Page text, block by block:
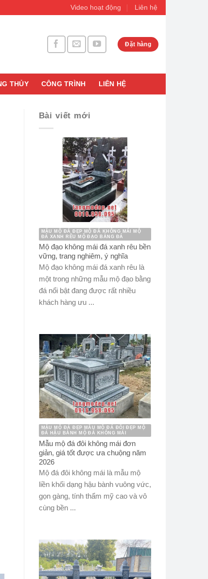
Video hoạt động Liên hệ
Đặt hàng
THỦY CÔNG TRÌNH LIÊN HỆ
Bài viết mới
MẪU MỘ ĐÁ ĐẸP MỘ ĐÁ KHÔNG MÁI MỘ
ĐÁ XANH RÊU MỘ ĐẠO BẰNG ĐÁ
Mộ đạo không mái đá xanh rêu bền
vững, trang nghiêm, ý nghĩa
Mộ đạo không mái đá xanh rêu là
một trong những mẫu mộ đạo bằng
đá nổi bật đang được rất nhiều
khách hàng ưu ...
MẪU MỘ ĐÁ ĐẸP MẪU MỘ ĐÁ ĐÔI ĐẸP MỘ
ĐÁ HẬU BÀNH MỘ ĐÁ KHÔNG MÁI
Mẫu mộ đá đôi không mái đơn
giản, giá tốt được ưa chuộng năm
2026
Mộ đá đôi không mái là mẫu mộ
liền khối dạng hậu bành vuông vức,
gọn gàng, tính thẩm mỹ cao và vô
cùng bền ...